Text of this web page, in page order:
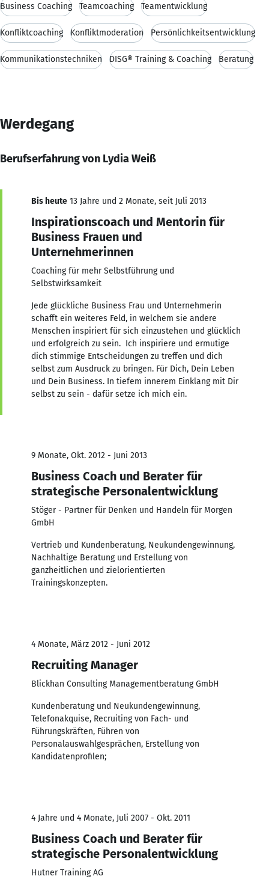
Business Coaching Teamcoaching Teamentwicklung
Konfliktcoaching Konfliktmoderation Persönlichkeitsentwicklung
Kommunikationstechniken DISG® Training & Coaching Beratung
Werdegang
Berufserfahrung von Lydia Weiß
Bis heute 13 Jahre und 2 Monate, seit Juli 2013
Inspirationscoach und Mentorin für
Business Frauen und
Unternehmerinnen
Coaching für mehr Selbstführung und
Selbstwirksamkeit
Jede glückliche Business Frau und Unternehmerin
schafft ein weiteres Feld, in welchem sie andere
Menschen inspiriert für sich einzustehen und glücklich
und erfolgreich zu sein. Ich inspiriere und ermutige
dich stimmige Entscheidungen zu treffen und dich
selbst zum Ausdruck zu bringen. Für Dich, Dein Leben
und Dein Business. In tiefem innerem Einklang mit Dir
selbst zu sein - dafür setze ich mich ein.
9 Monate, Okt. 2012 - Juni 2013
Business Coach und Berater für
strategische Personalentwicklung
Stöger - Partner für Denken und Handeln für Morgen
GmbH
Vertrieb und Kundenberatung, Neukundengewinnung,
Nachhaltige Beratung und Erstellung von
ganzheitlichen und zielorientierten
Trainingskonzepten.
4 Monate, März 2012 - Juni 2012
Recruiting Manager
Blickhan Consulting Managementberatung GmbH
Kundenberatung und Neukundengewinnung,
Telefonakquise, Recruiting von Fach- und
Führungskräften, Führen von
Personalauswahlgesprächen, Erstellung von
Kandidatenprofilen;
4 Jahre und 4 Monate, Juli 2007 - Okt. 2011
Business Coach und Berater für
strategische Personalentwicklung
Hutner Training AG